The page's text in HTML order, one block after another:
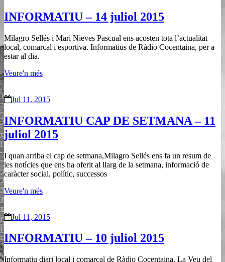
INFORMATIU – 14 juliol 2015
Milagro Sellés i Mari Nieves Pascual ens acosten tota l’actualitat
local, comarcal i esportiva. Informatius de Ràdio Cocentaina, per a
estar al dia.
Veure'n més
Jul 11, 2015
INFORMATIU CAP DE SETMANA – 11
juliol 2015
I quan arriba el cap de setmana,Milagro Sellés ens fa un resum de
les notícies que ens ha oferit al llarg de la setmana, informació de
caràcter social, polític, successos
Veure'n més
Jul 11, 2015
INFORMATIU – 10 juliol 2015
Informatiu diari local i comarcal de Ràdio Cocentaina. La Veu del